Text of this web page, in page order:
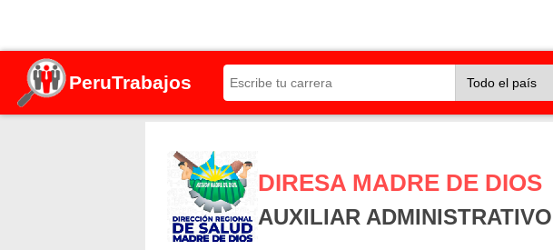
PeruTrabajos
DIRESA MADRE DE DIOS
AUXILIAR ADMINISTRATIVO